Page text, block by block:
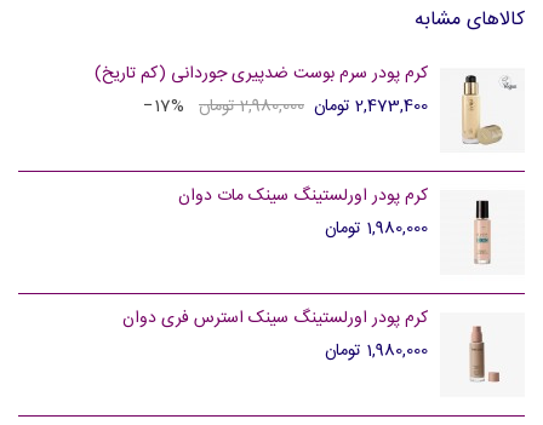
کالاهای مشابه
کرم پودر سرم بوست ضدپیری جوردانی (کم تاریخ)
2,473,400 تومان
2,980,000 تومان ‎−17%
کرم پودر اورلستینگ سینک مات دوان
1,980,000 تومان
کرم پودر اورلستینگ سینک استرس فری دوان
1,980,000 تومان